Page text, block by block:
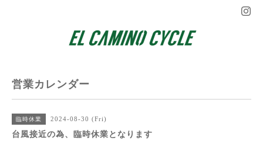
営業カレンダー
臨時休業 2024-08-30 (Fri)
台風接近の為、臨時休業となります